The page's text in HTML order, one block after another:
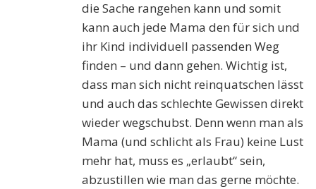
die Sache rangehen kann und somit
kann auch jede Mama den für sich und
ihr Kind individuell passenden Weg
finden – und dann gehen. Wichtig ist,
dass man sich nicht reinquatschen lässt
und auch das schlechte Gewissen direkt
wieder wegschubst. Denn wenn man als
Mama (und schlicht als Frau) keine Lust
mehr hat, muss es „erlaubt“ sein,
abzustillen wie man das gerne möchte.